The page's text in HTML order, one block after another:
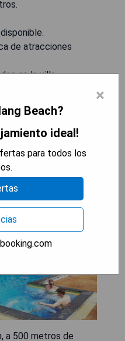
de atracciones
en la villa.
Resort by
a 500 metros de
×
Beach?
ideal!
para todos los